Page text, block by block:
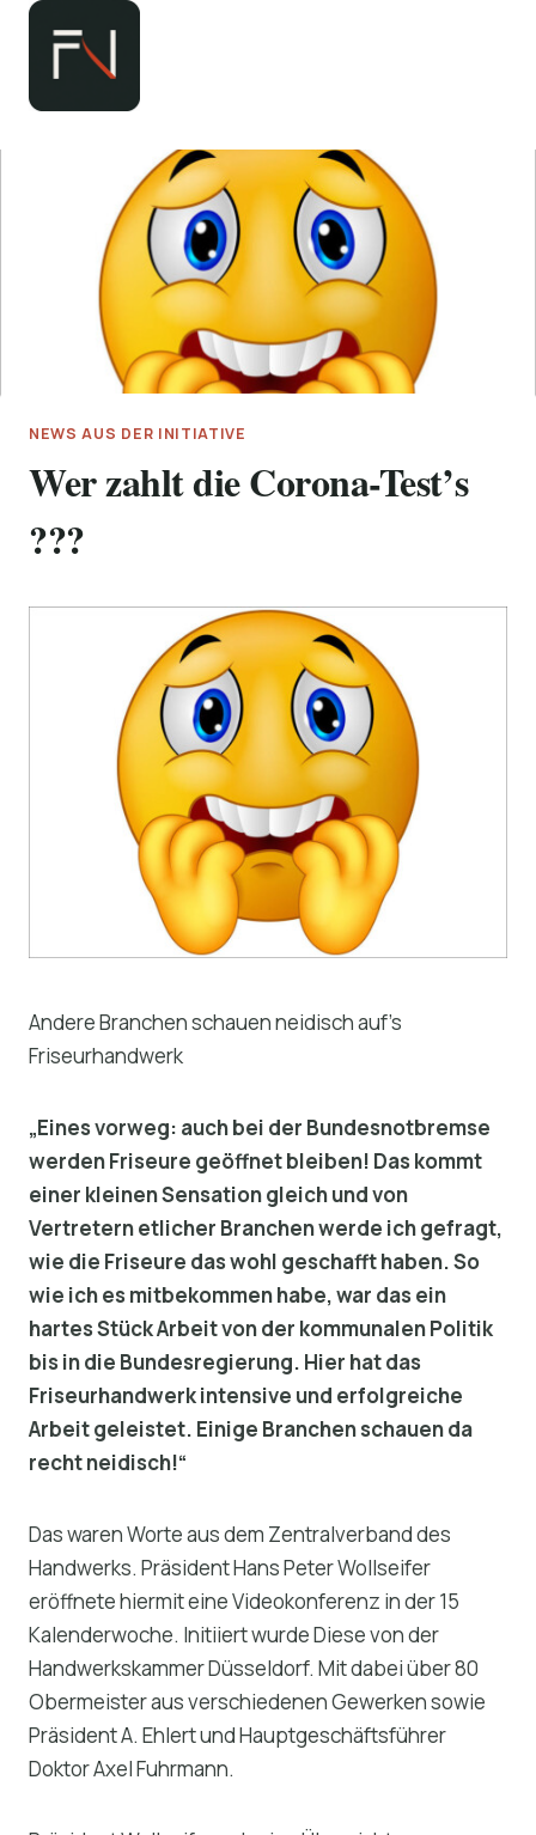
Zum
springen
NEWS AUS DER INITIATIVE
Wer zahlt die Corona-Test’s
???
Andere Branchen schauen neidisch auf’s
Friseurhandwerk
„Eines vorweg: auch bei der Bundesnotbremse
werden Friseure geöffnet bleiben! Das kommt
einer kleinen Sensation gleich und von
Vertretern etlicher Branchen werde ich gefragt,
wie die Friseure das wohl geschafft haben. So
wie ich es mitbekommen habe, war das ein
hartes Stück Arbeit von der kommunalen Politik
bis in die Bundesregierung. Hier hat das
Friseurhandwerk intensive und erfolgreiche
Arbeit geleistet. Einige Branchen schauen da
recht neidisch!“
Das waren Worte aus dem Zentralverband des
Handwerks. Präsident Hans Peter Wollseifer
eröffnete hiermit eine Videokonferenz in der 15
Kalenderwoche. Initiiert wurde Diese von der
Handwerkskammer Düsseldorf. Mit dabei über 80
Obermeister aus verschiedenen Gewerken sowie
Präsident A. Ehlert und Hauptgeschäftsführer
Doktor Axel Fuhrmann.